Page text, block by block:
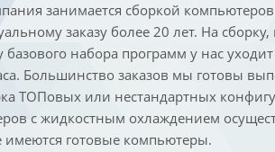
занимается сборкой
заказу более 20 лет. На сборку,
базового набора программ у нас
Большинство заказов мы готовы
ТОПовых или нестандартных
с жидкостным охлаждением
имеются готовые компьютеры.